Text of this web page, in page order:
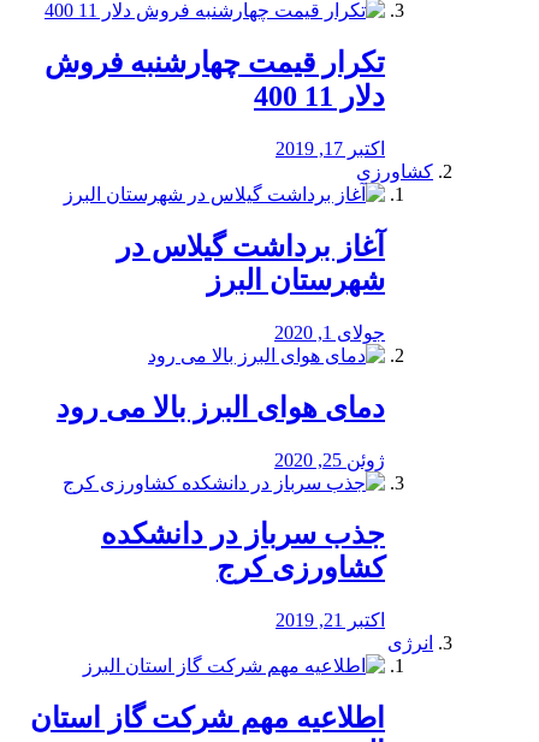
تکرار قیمت چهارشنبه فروش
دلار 11 400
اکتبر 17, 2019
کشاورزی
آغاز برداشت گیلاس در
شهرستان البرز
جولای 1, 2020
دمای هوای البرز بالا می رود
ژوئن 25, 2020
جذب سرباز در دانشکده
کشاورزی کرج
اکتبر 21, 2019
انرژی
️اطلاعیه مهم شرکت گاز استان